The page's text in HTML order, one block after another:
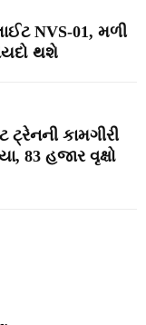
NVS-01, મળી
થશે
ટ્રેનની કામગીરી
83 હજાર વૃક્ષો